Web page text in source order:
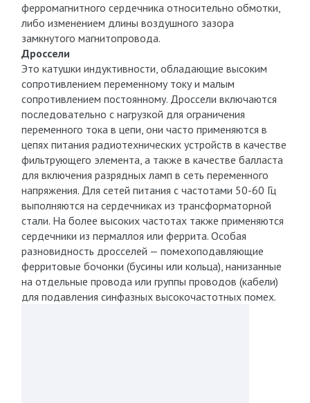
ферромагнитного сердечника относительно обмотки,
либо изменением длины воздушного зазора
замкнутого магнитопровода.
Дроссели
Это катушки индуктивности, обладающие высоким
сопротивлением переменному току и малым
сопротивлением постоянному. Дроссели включаются
последовательно с нагрузкой для ограничения
переменного тока в цепи, они часто применяются в
цепях питания радиотехнических устройств в качестве
фильтрующего элемента, а также в качестве балласта
для включения разрядных ламп в сеть переменного
напряжения. Для сетей питания с частотами 50-60 Гц
выполняются на сердечниках из трансформаторной
стали. На более высоких частотах также применяются
сердечники из пермаллоя или феррита. Особая
разновидность дросселей — помехоподавляющие
ферритовые бочонки (бусины или кольца), нанизанные
на отдельные провода или группы проводов (кабели)
для подавления синфазных высокочастотных помех.